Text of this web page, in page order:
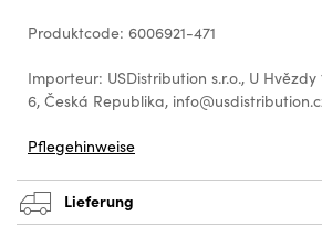
Produktcode: 6006921-471
Importeur: USDistribution s.r.o., U Hvězdy
6, Česká Republika,
Pflegehinweise
Lieferung